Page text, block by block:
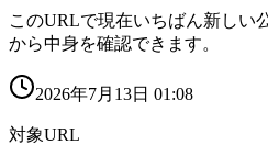
このURLで現在いちばん新しい
から中身を確認できます。
2026年7月13日 01:08
対象URL